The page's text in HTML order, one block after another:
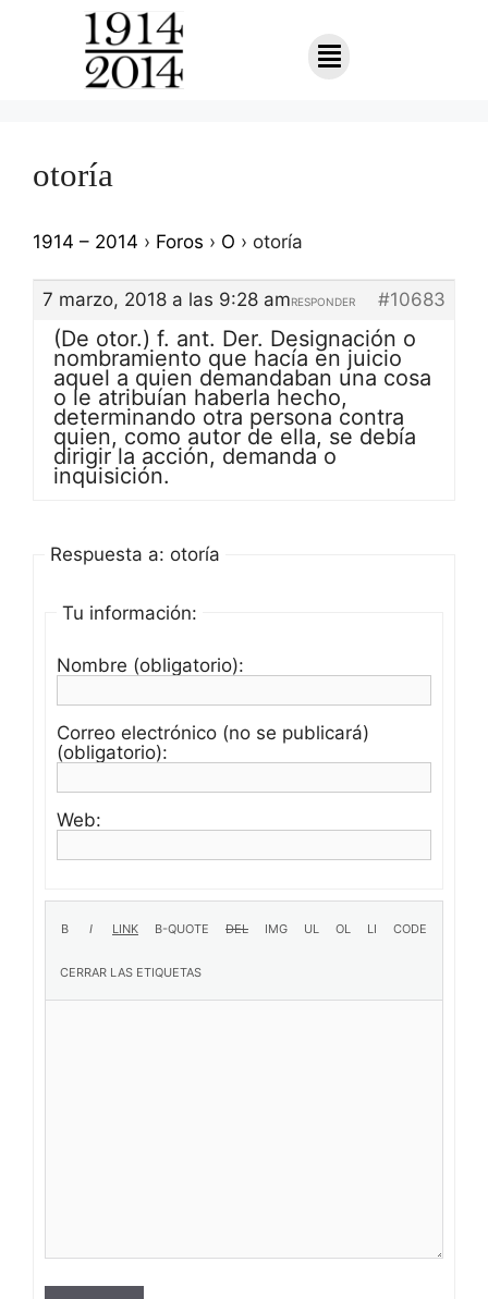
otoría
1914 – 2014 › Foros › O › otoría
7 marzo, 2018 a las 9:28 am #10683
RESPONDER
(De otor.) f. ant. Der. Designación o
nombramiento que hacía en juicio
aquel a quien demandaban una cosa
o le atribuían haberla hecho,
determinando otra persona contra
quien, como autor de ella, se debía
dirigir la acción, demanda o
inquisición.
Respuesta a: otoría
Tu información:
Nombre (obligatorio):
Correo electrónico (no se publicará)
(obligatorio):
Web: